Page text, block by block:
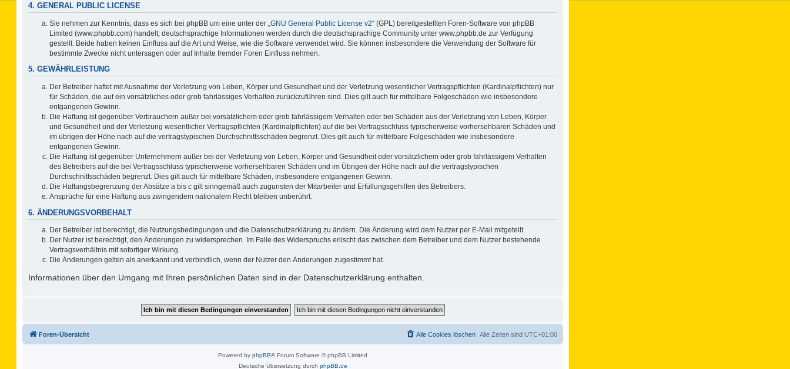
4. GENERAL PUBLIC LICENSE
Sie nehmen zur Kenntnis, dass es sich bei phpBB um eine unter der „ GNU General Public License v2“ (GPL) bereitgestellten Foren-Software von phpBB
Limited (www.phpbb.com) handelt; deutschsprachige Informationen werden durch die deutschsprachige Community unter www.phpbb.de zur Verfügung
gestellt. Beide haben keinen Einfluss auf die Art und Weise, wie die Software verwendet wird. Sie können insbesondere die Verwendung der Software für
bestimmte Zwecke nicht untersagen oder auf Inhalte fremder Foren Einfluss nehmen.
5. GEWÄHRLEISTUNG
Der Betreiber haftet mit Ausnahme der Verletzung von Leben, Körper und Gesundheit und der Verletzung wesentlicher Vertragspflichten (Kardinalpflichten) nur
für Schäden, die auf ein vorsätzliches oder grob fahrlässiges Verhalten zurückzuführen sind. Dies gilt auch für mittelbare Folgeschäden wie insbesondere
entgangenen Gewinn.
Die Haftung ist gegenüber Verbrauchern außer bei vorsätzlichem oder grob fahrlässigem Verhalten oder bei Schäden aus der Verletzung von Leben, Körper
und Gesundheit und der Verletzung wesentlicher Vertragspflichten (Kardinalpflichten) auf die bei Vertragsschluss typischerweise vorhersehbaren Schäden und
im übrigen der Höhe nach auf die vertragstypischen Durchschnittsschäden begrenzt. Dies gilt auch für mittelbare Folgeschäden wie insbesondere
entgangenen Gewinn.
Die Haftung ist gegenüber Unternehmern außer bei der Verletzung von Leben, Körper und Gesundheit oder vorsätzlichem oder grob fahrlässigem Verhalten
des Betreibers auf die bei Vertragsschluss typischerweise vorhersehbaren Schäden und im Übrigen der Höhe nach auf die vertragstypischen
Durchschnittsschäden begrenzt. Dies gilt auch für mittelbare Schäden, insbesondere entgangenen Gewinn.
Die Haftungsbegrenzung der Absätze a bis c gilt sinngemäß auch zugunsten der Mitarbeiter und Erfüllungsgehilfen des Betreibers.
Ansprüche für eine Haftung aus zwingendem nationalem Recht bleiben unberührt.
6. ÄNDERUNGSVORBEHALT
Der Betreiber ist berechtigt, die Nutzungsbedingungen und die Datenschutzerklärung zu ändern. Die Änderung wird dem Nutzer per E-Mail mitgeteilt.
Der Nutzer ist berechtigt, den Änderungen zu widersprechen. Im Falle des Widerspruchs erlischt das zwischen dem Betreiber und dem Nutzer bestehende
Vertragsverhältnis mit sofortiger Wirkung.
Die Änderungen gelten als anerkannt und verbindlich, wenn der Nutzer den Änderungen zugestimmt hat.
Informationen über den Umgang mit Ihren persönlichen Daten sind in der Datenschutzerklärung enthalten.
Foren-Übersicht Alle Zeiten sind UTC+01:00
Alle Cookies löschen
Powered by phpBB® Forum Software © phpBB Limited
Deutsche Übersetzung durch phpBB.de